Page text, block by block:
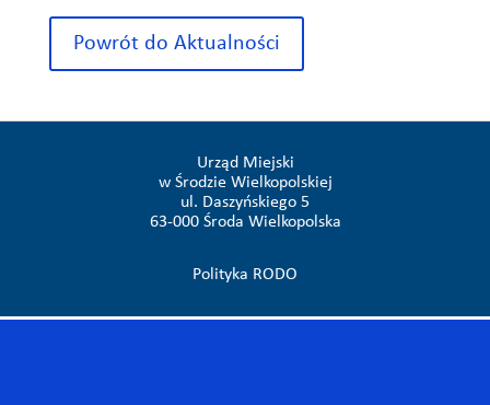
Powrót do Aktualności
Urząd Miejski
w Środzie Wielkopolskiej
ul. Daszyńskiego 5
63-000 Środa Wielkopolska
Polityka RODO